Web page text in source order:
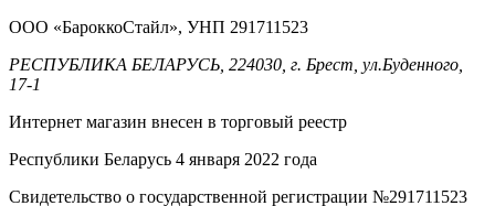
ООО «БароккоСтайл», УНП 291711523
РЕСПУБЛИКА БЕЛАРУСЬ, 224030, г. Брест, ул.Буденного,
17-1
Интернет магазин внесен в торговый реестр
Республики Беларусь 4 января 2022 года
Свидетельство о государственной регистрации №291711523